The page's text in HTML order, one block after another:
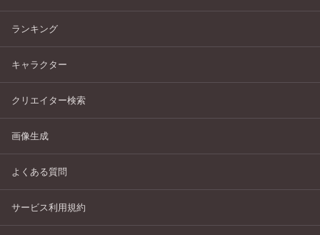
ランキング
キャラクター
クリエイター検索
画像生成
よくある質問
サービス利用規約